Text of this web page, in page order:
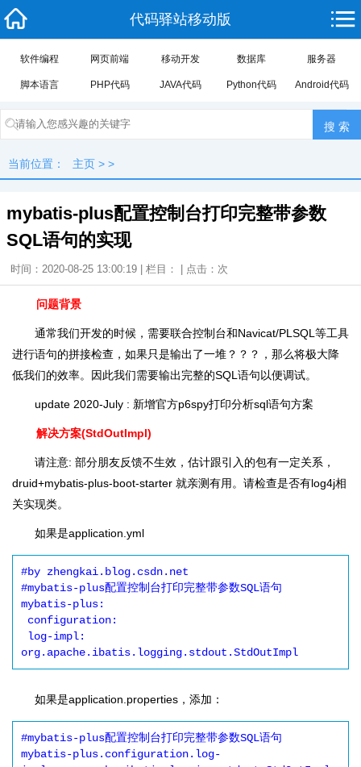
代码驿站移动版
软件编程 网页前端 移动开发 数据库 服务器
脚本语言 PHP代码 JAVA代码 Python代码 Android代码
当前位置： 主页 > >
mybatis-plus配置控制台打印完整带参数
SQL语句的实现
时间：2020-08-25 13:00:19 | 栏目： | 点击： 次
问题背景
通常我们开发的时候，需要联合控制台和Navicat/PLSQL等工具
进行语句的拼接检查，如果只是输出了一堆？？？，那么将极大降
低我们的效率。因此我们需要输出完整的SQL语句以便调试。
update 2020-July : 新增官方p6spy打印分析sql语句方案
解决方案(StdOutImpl)
请注意: 部分朋友反馈不生效，估计跟引入的包有一定关系，
druid+mybatis-plus-boot-starter 就亲测有用。请检查是否有log4j相
关实现类。
如果是application.yml
#by zhengkai.blog.csdn.net
#mybatis-plus配置控制台打印完整带参数SQL语句
mybatis-plus:
如果是application.properties，添加：
#mybatis-plus配置控制台打印完整带参数SQL语句
mybatis-plus.configuration.log-